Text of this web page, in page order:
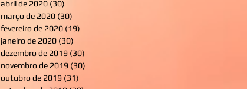
abril de 2020 (30)
março de 2020 (30)
fevereiro de 2020 (19)
janeiro de 2020 (30)
dezembro de 2019 (30)
novembro de 2019 (30)
outubro de 2019 (31)